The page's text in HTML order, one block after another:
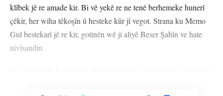
klîbek jê re amade kir. Bi vê yekê re ne tenê berhemeke hunerî
çêkir, her wiha têkoşîn û hesteke kûr jî vegot. Strana ku Memo
Gul bestekarî jê re kir, gotinên wê ji aliyê Beser Şahîn ve hate
nivîsandin.